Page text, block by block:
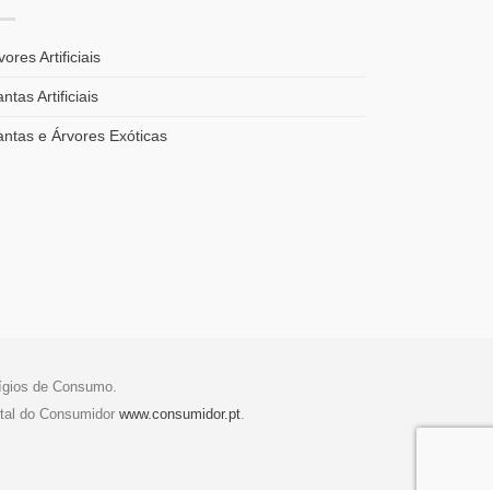
Artificiais
Artificiais
e Árvores Exóticas
de Consumo.
do Consumidor www.consumidor.pt.